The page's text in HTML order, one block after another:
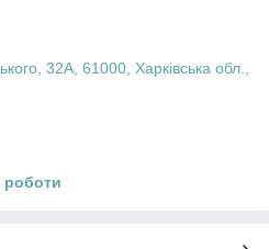
32А, 61000, Харківська обл.,
роботи